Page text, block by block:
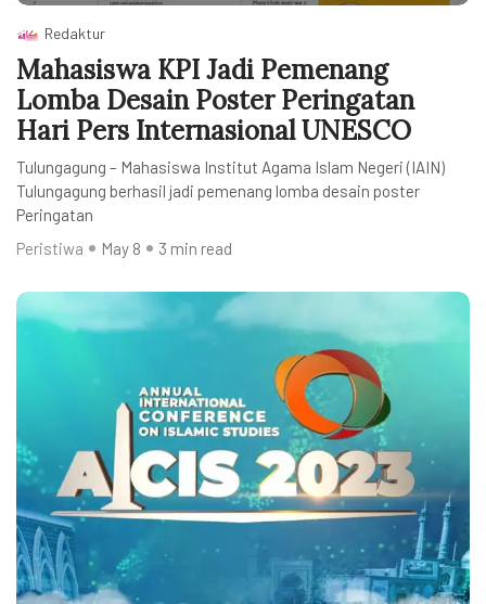
Redaktur
Mahasiswa KPI Jadi Pemenang
Lomba Desain Poster Peringatan
Hari Pers Internasional UNESCO
Tulungagung – Mahasiswa Institut Agama Islam Negeri (IAIN)
Tulungagung berhasil jadi pemenang lomba desain poster
Peringatan
Peristiwa
May 8 3 min read